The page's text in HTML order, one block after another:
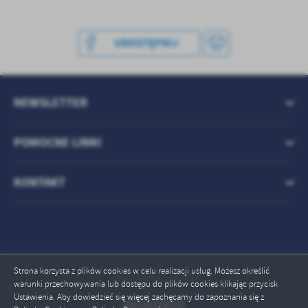
Strona korzysta z plików cookies w celu realizacji usług. Możesz określić
warunki przechowywania lub dostępu do plików cookies klikając przycisk
Ustawienia. Aby dowiedzieć się więcej zachęcamy do zapoznania się z
UDOSTĘPNIJ
POMOCNE LINKI
NEWSLETTER
KONTAKT
Odwiedzin: 108860